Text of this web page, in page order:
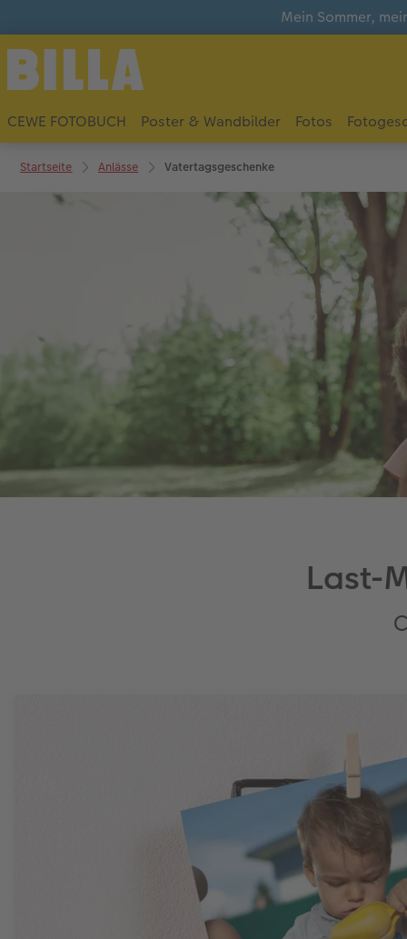
Mein Sommer,
CEWE FOTOBUCH Poster & Wandbilder Fotos
Startseite Anlässe Vatertagsgeschenke
Last-